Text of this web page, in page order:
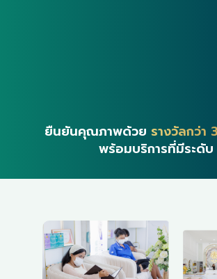
ยืนยันคุณภาพด้วย รางวัลกว่า
พร้อมบริการที่มีระดับ